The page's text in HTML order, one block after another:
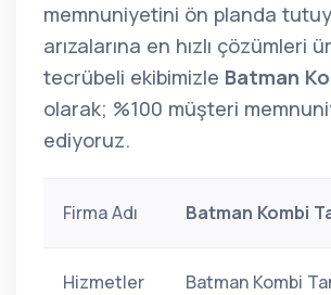
memnuniyetini ön planda
arızalarına en hızlı çözümleri
tecrübeli ekibimizle Batman
olarak; %100 müşteri
ediyoruz.
Firma Adı Batman Kombi
Hizmetler
Batman Kombi